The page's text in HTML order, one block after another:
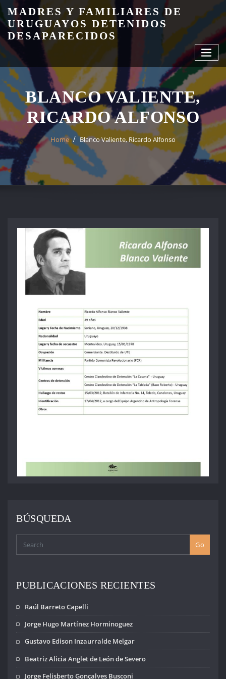
Skip
to
content
MADRES Y FAMILIARES DE
URUGUAYOS DETENIDOS
DESAPARECIDOS
BLANCO VALIENTE,
RICARDO ALFONSO
Home Blanco Valiente, Ricardo Alfonso
BÚSQUEDA
Go
PUBLICACIONES RECIENTES
Raúl Barreto Capelli
Jorge Hugo Martínez Horminoguez
Gustavo Edison Inzaurralde Melgar
Beatriz Alicia Anglet de León de Severo
Jorge Felisberto Gonçalves Busconi